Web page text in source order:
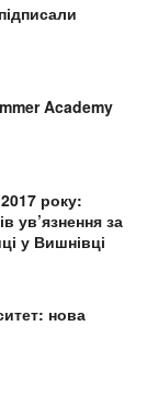
Academy
року:
ув’язнення за
у Вишнівці
нова